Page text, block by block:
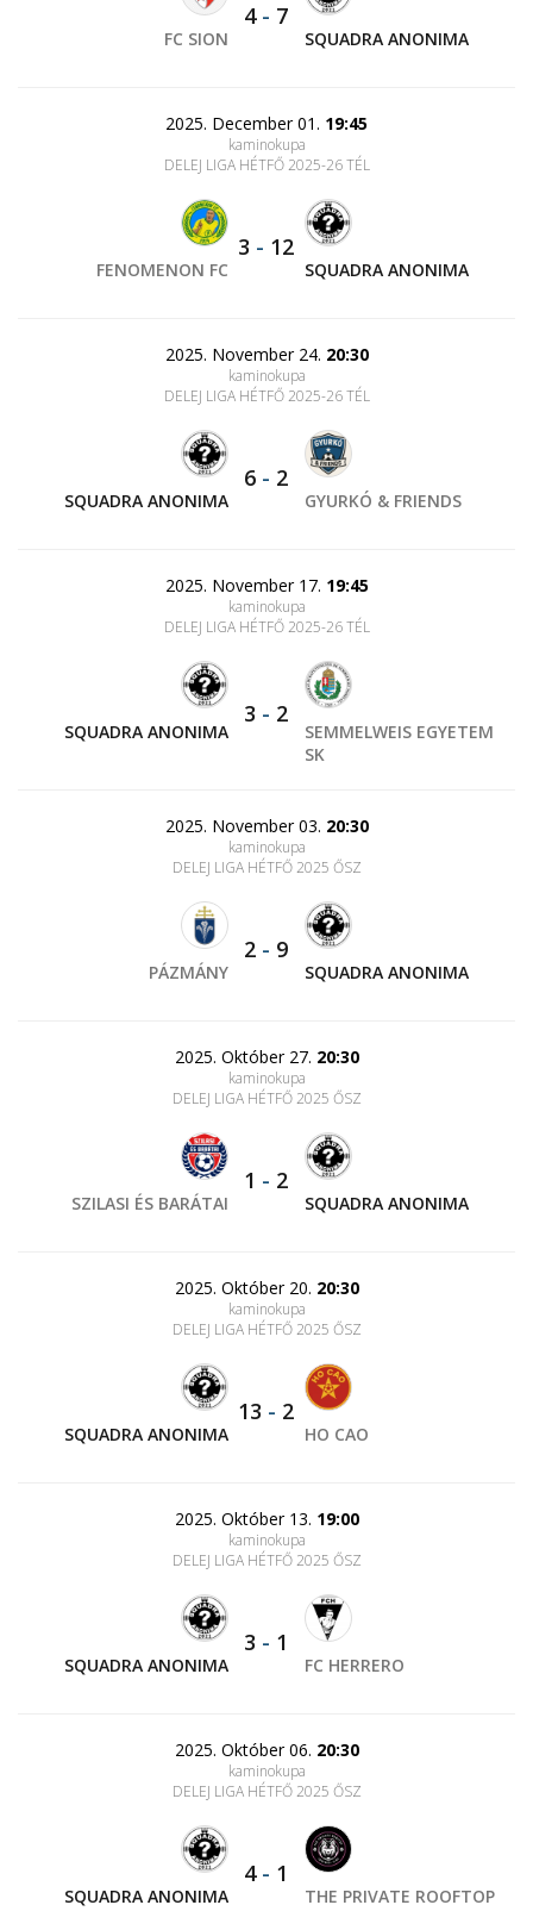
FC SION
4- 7
SQUADRA ANONIMA
2025. December 01. 19:45
kaminokupa
DELEJ LIGA HÉTFŐ 2025-26 TÉL
FENOMENON FC
3 - 12
SQUADRA ANONIMA
2025. November 24. 20:30
kaminokupa
DELEJ LIGA HÉTFŐ 2025-26 TÉL
SQUADRA ANONIMA
6 - 2
GYURKÓ & FRIENDS
2025. November 17. 19:45
kaminokupa
DELEJ LIGA HÉTFŐ 2025-26 TÉL
SQUADRA ANONIMA
3 - 2
SEMMELWEIS EGYETEM
SK
2025. November 03. 20:30
kaminokupa
DELEJ LIGA HÉTFŐ 2025 ŐSZ
PÁZMÁNY
2 - 9
SQUADRA ANONIMA
2025. Október 27. 20:30
kaminokupa
DELEJ LIGA HÉTFŐ 2025 ŐSZ
SZILASI ÉS BARÁTAI
1 - 2
SQUADRA ANONIMA
2025. Október 20. 20:30
kaminokupa
DELEJ LIGA HÉTFŐ 2025 ŐSZ
SQUADRA ANONIMA
13 - 2
HO CAO
2025. Október 13. 19:00
kaminokupa
DELEJ LIGA HÉTFŐ 2025 ŐSZ
SQUADRA ANONIMA
3 - 1
FC HERRERO
2025. Október 06. 20:30
kaminokupa
DELEJ LIGA HÉTFŐ 2025 ŐSZ
SQUADRA ANONIMA
4- 1
THE PRIVATE ROOFTOP